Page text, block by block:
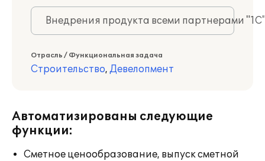
Внедрения продукта всеми партнерами
Отрасль / Функциональная задача
Строительство, Девелопмент
Автоматизированы следующие
функции:
Сметное ценообразование, выпуск сметной